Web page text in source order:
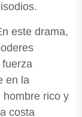
este drama,
en la
hombre rico y
costa